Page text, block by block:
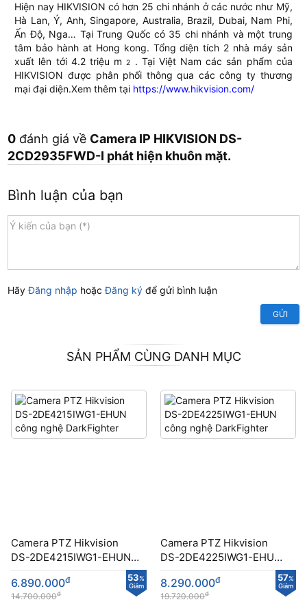
Hiện nay HIKVISION có hơn 25 chi nhánh ở các nước như Mỹ,
Hà Lan, Ý, Anh, Singapore, Australia, Brazil, Dubai, Nam Phi,
Ấn Độ, Nga… Tại Trung Quốc có 35 chi nhánh và một trung
tâm bảo hành at Hong kong. Tổng diện tích 2 nhà máy sản
xuất lên tới 4.2 triệu m 2
. Tại Việt Nam các sản phẩm của
HIKVISION được phân phối thông qua các công ty thương
mại đại diện.Xem thêm tại https://www.hikvision.com/
0 đánh giá về Camera IP HIKVISION DS-
2CD2935FWD-I phát hiện khuôn mặt.
Bình luận của bạn
HãyĐăng nhập hoặcĐăng ký để gửi bình luận
GỬI
SẢN PHẨM CÙNG DANH MỤC
Camera PTZ Hikvision
DS-2DE4215IWG1-EHUN
công nghệ DarkFighter 53%
Giảm
6.890.000đ
14.700.000đ
Camera PTZ Hikvision
DS-2DE4225IWG1-EHUN
công nghệ DarkFighter 57%
Giảm
8.290.000đ
19.720.000đ